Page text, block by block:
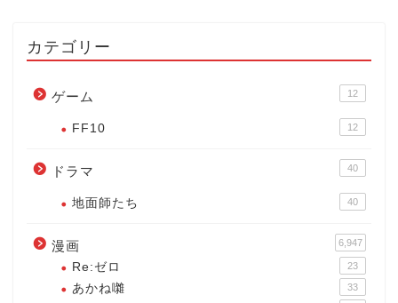
カテゴリー
ゲーム 12
FF10 12
ドラマ 40
地面師たち 40
漫画 6,947
Re:ゼロ 23
あかね囃 33